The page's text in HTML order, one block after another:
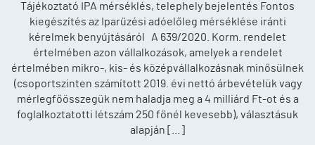
Tájékoztató IPA mérséklés, telephely bejelentés Fontos
kiegészítés az Iparűzési adóelőleg mérséklése iránti
kérelmek benyújtásáról A 639/2020. Korm. rendelet
értelmében azon vállalkozások, amelyek a rendelet
értelmében mikro-, kis- és középvállalkozásnak minősülnek
(csoportszinten számított 2019. évi nettó árbevételük vagy
mérlegfőösszegük nem haladja meg a 4 milliárd Ft-ot és a
foglalkoztatotti létszám 250 főnél kevesebb), választásuk
alapján […]